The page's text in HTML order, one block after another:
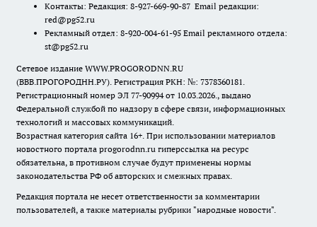
Контакты: Редакция: 8-927-669-90-87 Email редакции:
red@pg52.ru
Рекламный отдел: 8-920-004-61-95 Email рекламного отдела:
st@pg52.ru
Сетевое издание WWW.PROGORODNN.RU
(ВВВ.ПРОГОРОДНН.РУ). Регистрация РКН: №: 7378360181.
Регистрационный номер ЭЛ 77-90994 от 10.03.2026., выдано
Федеральной службой по надзору в сфере связи, информационных
технологий и массовых коммуникаций.
Возрастная категория сайта 16+. При использовании материалов
новостного портала progorodnn.ru гиперссылка на ресурс
обязательна, в противном случае будут применены нормы
законодательства РФ об авторских и смежных правах.
Редакция портала не несет ответственности за комментарии
пользователей, а также материалы рубрики "народные новости".